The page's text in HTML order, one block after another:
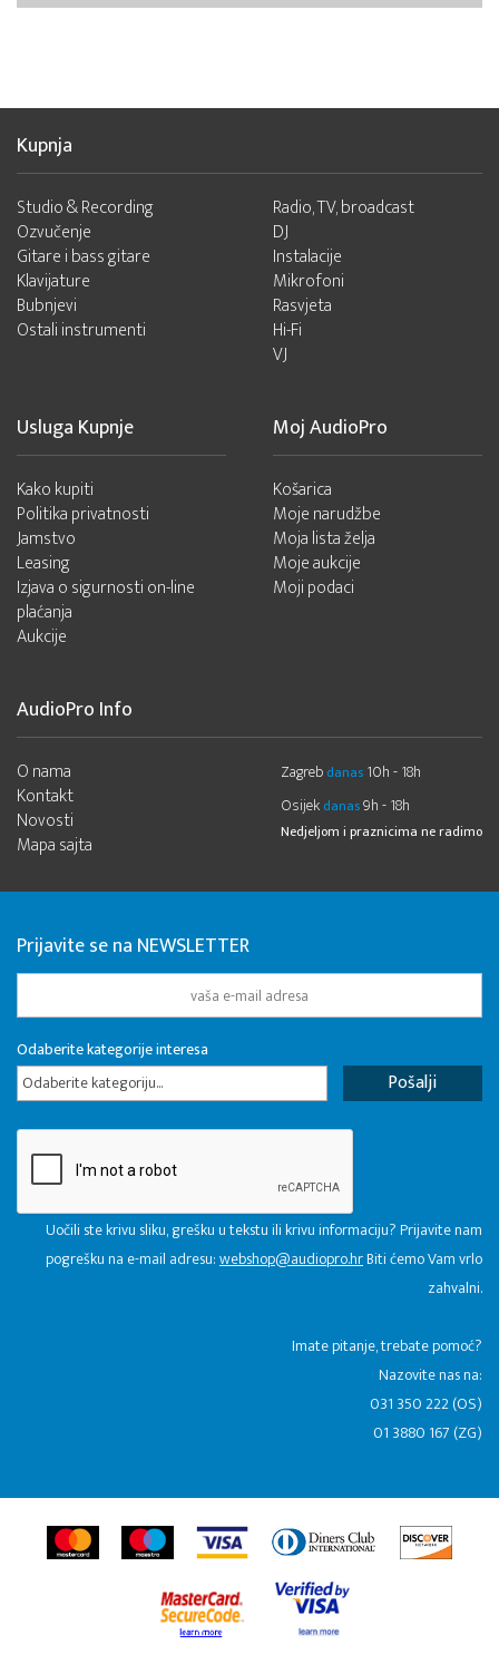
Kupnja
Studio & Recording
Ozvučenje
Gitare i bass gitare
Klavijature
Bubnjevi
Ostali instrumenti
Radio, TV, broadcast
DJ
Instalacije
Mikrofoni
Rasvjeta
Hi-Fi
VJ
Usluga Kupnje
Kako kupiti
Politika privatnosti
Jamstvo
Leasing
Izjava o sigurnosti on-line
plaćanja
Aukcije
Moj AudioPro
Košarica
Moje narudžbe
Moja lista želja
Moje aukcije
Moji podaci
AudioPro Info
O nama
Kontakt
Novosti
Mapa sajta
Zagreb danas 10h - 18h
Osijek danas9h - 18h
Nedjeljom i praznicima ne radimo
Prijavite se na NEWSLETTER
Odaberite kategorije interesa
Odaberite kategoriju...
Uočili ste krivu sliku, grešku u tekstu ili krivu informaciju? Prijavite nam
pogrešku na e-mail adresu:webshop@audiopro.hrBiti ćemo Vam vrlo
zahvalni.
​Imate pitanje, trebate pomoć?
Nazovite nas na:
031 350 222 (OS)
01 3880 167 (ZG)